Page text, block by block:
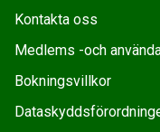
Kontakta oss
Medlems -och
Bokningsvillkor